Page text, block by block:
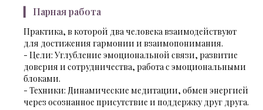
▎ Парная работа
Практика, в которой два человека взаимодействуют
для достижения гармонии и взаимопонимания.
- Цели: Углубление эмоциональной связи, развитие
доверия и сотрудничества, работа с эмоциональными
блоками.
- Техники: Динамические медитации, обмен энергией
через осознанное присутствие и поддержку друг друга.